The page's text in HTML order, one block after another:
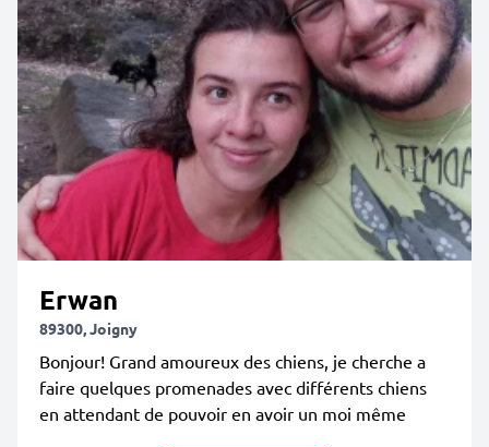
Erwan
89300, Joigny
Bonjour! Grand amoureux des chiens, je cherche a
faire quelques promenades avec différents chiens
en attendant de pouvoir en avoir un moi même